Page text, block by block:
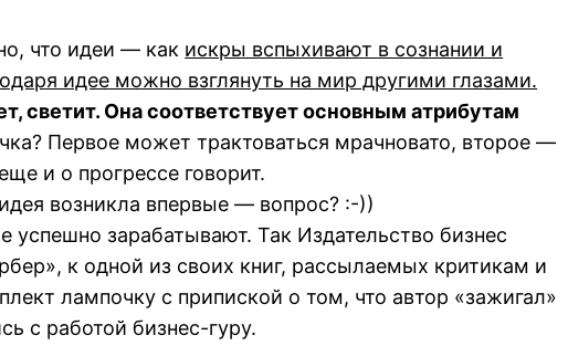
что идеи — как искры вспыхивают в сознании и
идее можно взглянуть на мир другими глазами.
светит. Она соответствует основным атрибутам
Первое может трактоваться мрачновато, второе —
и о прогрессе говорит.
возникла впервые — вопрос? :-))
успешно зарабатывают. Так Издательство бизнес
к одной из своих книг, рассылаемых критикам и
лампочку с припиской о том, что автор «зажигал»
с работой бизнес-гуру.